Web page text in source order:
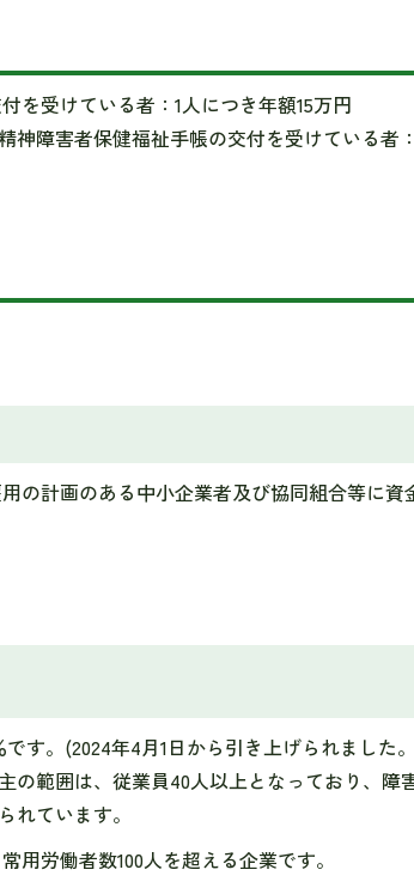
を受けている者：1人につき年額15万円
神障害者保健福祉手帳の交付を受けている者
の計画のある中小企業者及び協同組合等に資
です。(2024年4月1日から引き上げられました
の範囲は、従業員40人以上となっており、障
れています。
用労働者数100人を超える企業です。